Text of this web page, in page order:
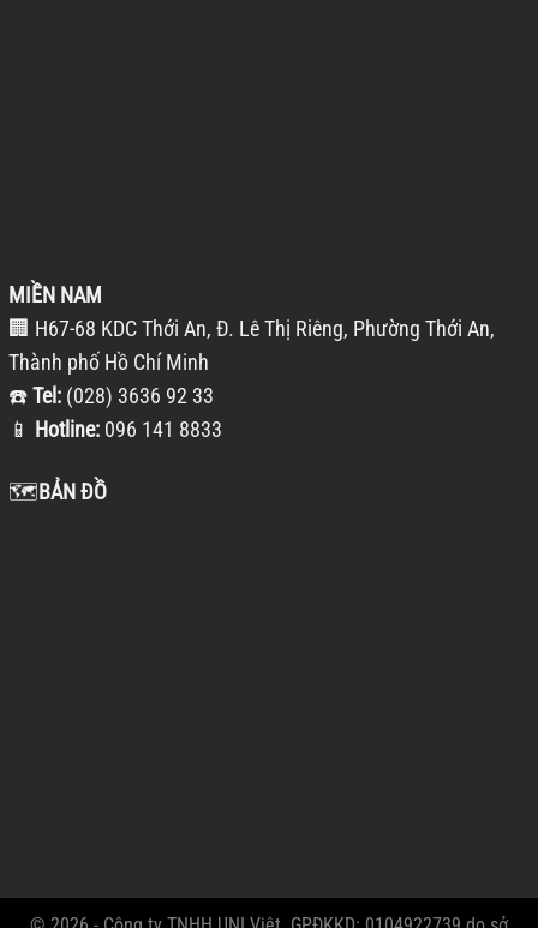
MIỀN NAM
🏢 H67-68 KDC Thới An, Đ. Lê Thị Riêng, Phường Thới An,
Thành phố Hồ Chí Minh
☎️Tel: (028) 3636 92 33
📱 Hotline: 096 141 8833
🗺️BẢN ĐỒ